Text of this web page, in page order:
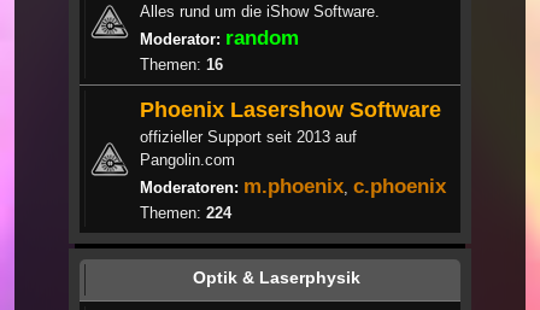
Alles rund um die iShow Software.
Moderator: random
Themen: 16
Phoenix Lasershow Software
offizieller Support seit 2013 auf
Pangolin.com
Moderatoren: m.phoenix c.phoenix
Themen: 224
Optik & Laserphysik